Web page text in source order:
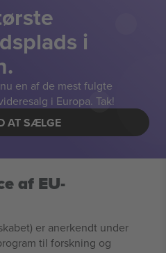
i
en af de mest fulgte
i Europa. Tak!
AT SÆLGE
af EU-
er anerkendt under
til forskning og